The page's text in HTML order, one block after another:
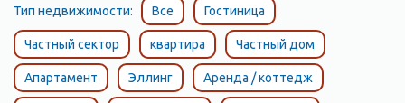
Тип недвижимости: Все Гостиница
Частный сектор квартира Частный дом
Апартамент Эллинг Аренда / коттедж